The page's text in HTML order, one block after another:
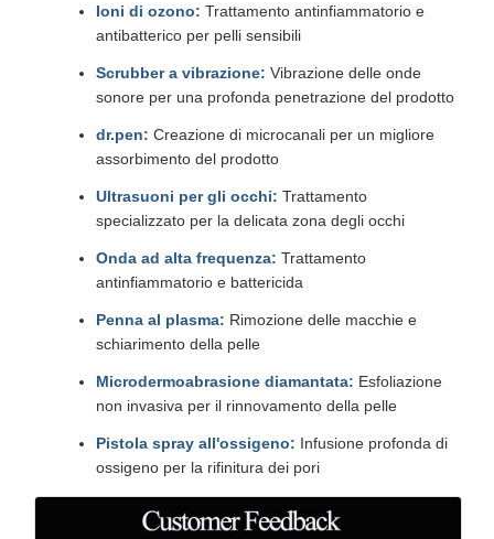
Ioni di ozono: Trattamento antinfiammatorio e
antibatterico per pelli sensibili
Scrubber a vibrazione: Vibrazione delle onde
sonore per una profonda penetrazione del prodotto
dr.pen: Creazione di microcanali per un migliore
assorbimento del prodotto
Ultrasuoni per gli occhi: Trattamento
specializzato per la delicata zona degli occhi
Onda ad alta frequenza: Trattamento
antinfiammatorio e battericida
Penna al plasma: Rimozione delle macchie e
schiarimento della pelle
Microdermoabrasione diamantata: Esfoliazione
non invasiva per il rinnovamento della pelle
Pistola spray all'ossigeno: Infusione profonda di
ossigeno per la rifinitura dei pori